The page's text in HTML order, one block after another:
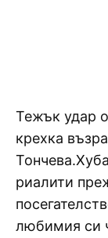
Тежък удар
крехка
риалити
любимия си